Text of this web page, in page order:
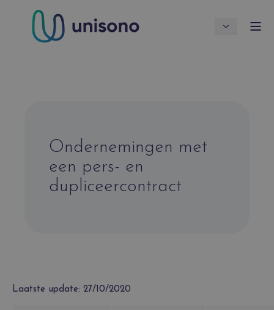
Ondernemingen met
een pers- en
dupliceercontract
Laatste update: 27/10/2020